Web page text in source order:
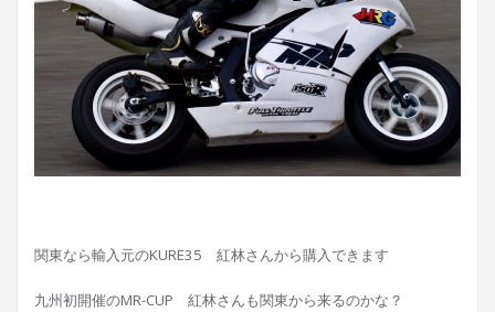
関東なら輸入元のKURE35 紅林さんから購入できます
九州初開催のMR-CUP 紅林さんも関東から来るのかな？